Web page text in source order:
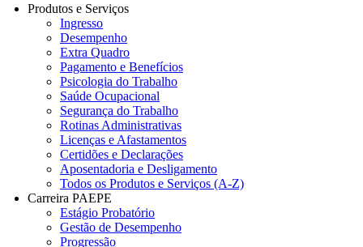
Produtos e Serviços
Ingresso
Desempenho
Extra Quadro
Pagamento e Benefícios
Psicologia do Trabalho
Saúde Ocupacional
Segurança do Trabalho
Rotinas Administrativas
Licenças e Afastamentos
Certidões e Declarações
Aposentadoria e Desligamento
Todos os Produtos e Serviços (A-Z)
Carreira PAEPE
Estágio Probatório
Gestão de Desempenho
Progressão